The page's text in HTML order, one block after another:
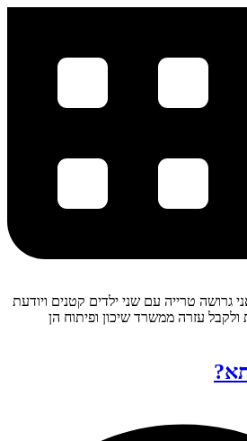
גרושה טרייה עם שני ילדים קטנים ויודעת
עזרה ממשרד שיכון ופיתוח הן